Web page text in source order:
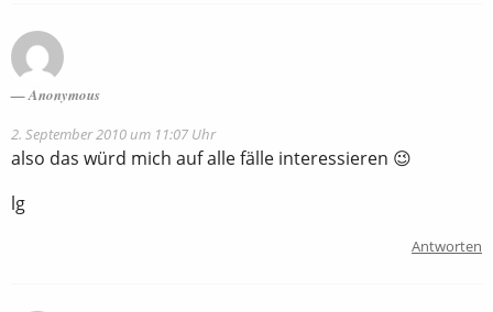
Anonymous
2. September 2010 um 11:07 Uhr
also das würd mich auf alle fälle interessieren 😉
lg
Antworten